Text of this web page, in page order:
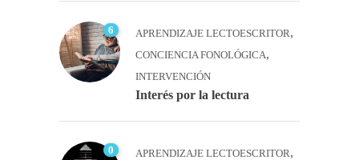
6 APRENDIZAJE LECTOESCRITOR,
CONCIENCIA FONOLÓGICA,
INTERVENCIÓN
Interés por la lectura
0 APRENDIZAJE LECTOESCRITOR,